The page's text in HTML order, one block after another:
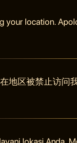
your location.
地区被禁止访问